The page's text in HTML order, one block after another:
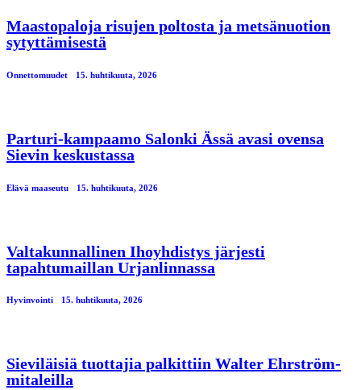
Maastopaloja risujen poltosta ja metsänuotion
sytyttämisestä
Onnettomuudet 15. huhtikuuta, 2026
Parturi-kampaamo Salonki Ässä avasi ovensa
Sievin keskustassa
Elävä maaseutu 15. huhtikuuta, 2026
Valtakunnallinen Ihoyhdistys järjesti
tapahtumaillan Urjanlinnassa
Hyvinvointi 15. huhtikuuta, 2026
Sieviläisiä tuottajia palkittiin Walter Ehrström-
mitaleilla